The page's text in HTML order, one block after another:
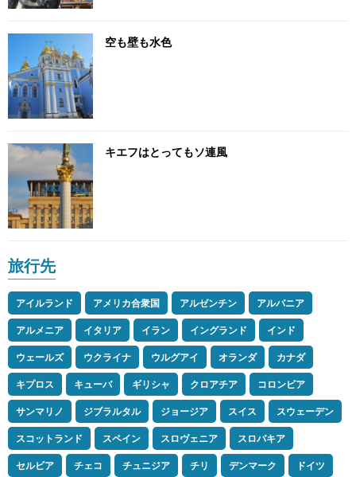
空も壁も水色
キエフはとってもソ連風
旅行先
アイルランド アメリカ合衆国 アルゼンチン
アルバニア
アルメニア
イタリア イラン イングランド
インド
ウェールズ
ウクライナ ウルグアイ オランダ
カナダ
キプロス
キューバ ギリシャ クロアチア
コロンビア
サンマリノ
ジブラルタル ジョージア スイス
スウェーデン
スコットランド
スペイン スロヴェニア
スロバキア
セルビア
チェコ チュニジア チリ デンマーク ドイツ